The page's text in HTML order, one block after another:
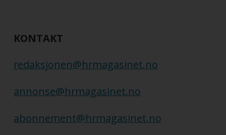
KONTAKT
redaksjonen@hrmagasinet.no
annonse@hrmagasinet.no
abonnement@hrmagasinet.no